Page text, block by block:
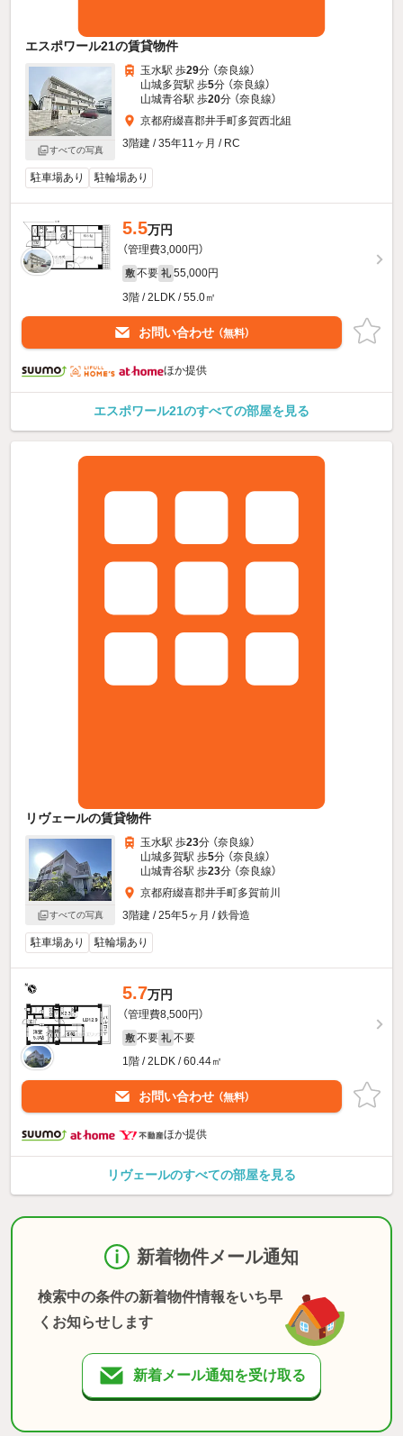
エスポワール21の賃貸物件
すべての写真
玉水駅 歩29分 （奈良線）
山城多賀駅 歩5分 （奈良線）
山城青谷駅 歩20分 （奈良線）
京都府綴喜郡井手町多賀西北組
3階建 / 35年11ヶ月 / RC
駐車場あり 駐輪場あり
5.5万円
（管理費3,000円）
敷 不要 礼 55,000円
3階 / 2LDK / 55.0㎡
お問い合わせ （無料）
ほか提供
エスポワール21のすべての部屋を見る
リヴェールの賃貸物件
すべての写真
玉水駅 歩23分 （奈良線）
山城多賀駅 歩5分 （奈良線）
山城青谷駅 歩23分 （奈良線）
京都府綴喜郡井手町多賀前川
3階建 / 25年5ヶ月 / 鉄骨造
駐車場あり 駐輪場あり
5.7万円
（管理費8,500円）
敷 不要 礼 不要
1階 / 2LDK / 60.44㎡
お問い合わせ （無料）
ほか提供
リヴェールのすべての部屋を見る
新着物件メール通知
検索中の条件の新着物件情報をいち早
くお知らせします
新着メール通知を受け取る